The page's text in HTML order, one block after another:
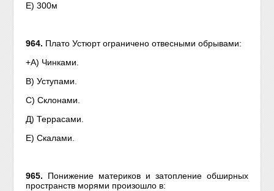
Е) 300м
964. Плато Устюрт ограничено отвесными обрывами:
+А) Чинками.
В) Уступами.
С) Склонами.
Д) Террасами.
Е) Скалами.
965. Понижение материков и затопление обширных
пространств морями произошло в: